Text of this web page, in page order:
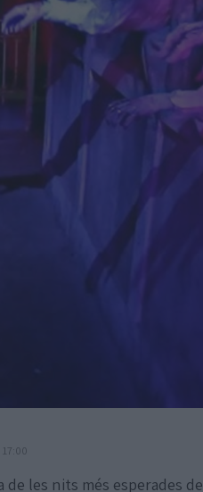
de les nits més esperades de